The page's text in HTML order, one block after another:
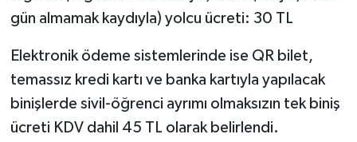
gün almamak kaydıyla) yolcu ücreti: 30 TL
Elektronik ödeme sistemlerinde ise QR bilet,
temassız kredi kartı ve banka kartıyla yapılacak
binişlerde sivil-öğrenci ayrımı olmaksızın tek biniş
ücreti KDV dahil 45 TL olarak belirlendi.